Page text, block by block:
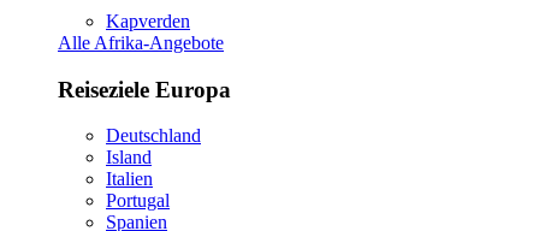
Kapverden
Alle Afrika-Angebote
Reiseziele Europa
Deutschland
Island
Italien
Portugal
Spanien